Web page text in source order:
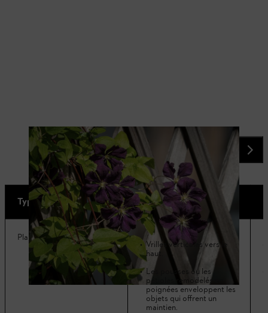
Type de plante Propriétés
Plantes à vrilles
Vrilles verticales vers le
haut.
Les pousses ou les
pétioles remodelés en
poignées enveloppent les
objets qui offrent un
maintien.